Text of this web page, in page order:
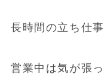
長時間の立ち仕事
営業中は気が張